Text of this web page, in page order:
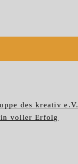
des kreativ e.V.
voller Erfolg